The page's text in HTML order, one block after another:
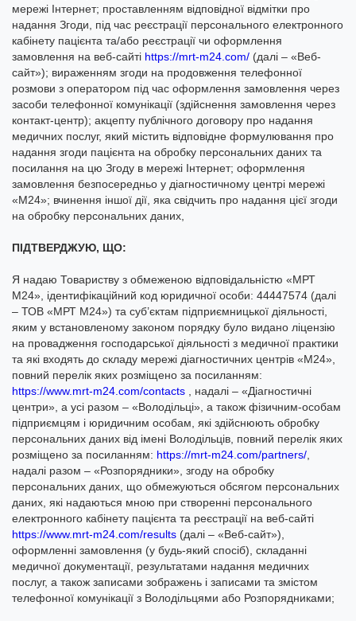
мережі Інтернет; проставленням відповідної відмітки про
надання Згоди, під час реєстрації персонального електронного
кабінету пацієнта та/або реєстрації чи оформлення
замовлення на веб-сайті https://mrt-m24.com/ (далі – «Веб-
сайт»); вираженням згоди на продовження телефонної
розмови з оператором під час оформлення замовлення через
засоби телефонної комунікації (здійснення замовлення через
контакт-центр); акцепту публічного договору про надання
медичних послуг, який містить відповідне формулювання про
надання згоди пацієнта на обробку персональних даних та
посилання на цю Згоду в мережі Інтернет; оформлення
замовлення безпосередньо у діагностичному центрі мережі
«М24»; вчинення іншої дії, яка свідчить про надання цієї згоди
на обробку персональних даних,
ПІДТВЕРДЖУЮ, ЩО:
Я надаю Товариству з обмеженою відповідальністю «МРТ
М24», ідентифікаційний код юридичної особи: 44447574 (далі
– ТОВ «МРТ М24») та суб’єктам підприємницької діяльності,
яким у встановленому законом порядку було видано ліцензію
на провадження господарської діяльності з медичної практики
та які входять до складу мережі діагностичних центрів «М24»,
повний перелік яких розміщено за посиланням:
https://www.mrt-m24.com/contacts , надалі – «Діагностичні
центри», а усі разом – «Володільці», а також фізичним-особам
підприємцям і юридичним особам, які здійснюють обробку
персональних даних від імені Володільців, повний перелік яких
розміщено за посиланням: https://mrt-m24.com/partners/
надалі разом – «Розпорядники», згоду на обробку
персональних даних, що обмежуються обсягом персональних
даних, які надаються мною при створенні персонального
електронного кабінету пацієнта та реєстрації на веб-сайті
https://www.mrt-m24.com/results (далі – «Веб-сайт»),
оформленні замовлення (у будь-який спосіб), складанні
медичної документації, результатами надання медичних
послуг, а також записами зображень і записами та змістом
телефонної комунікації з Володільцями або Розпорядниками;